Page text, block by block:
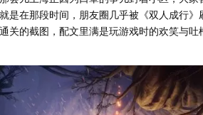
是在那段时间，朋友圈几乎被《双人成行》
关的截图，配文里满是玩游戏时的欢笑与吐